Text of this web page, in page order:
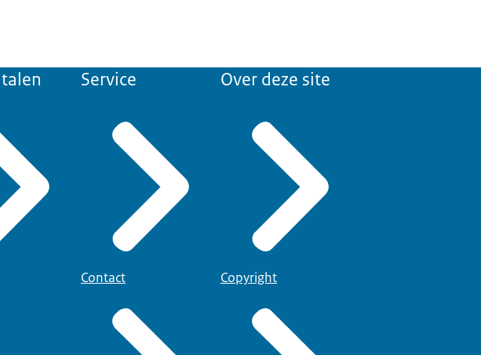
Service
Contact
Over deze site
Copyright